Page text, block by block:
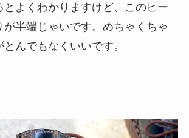
とよくわかりますけど、このヒー
が半端じゃいです。めちゃくちゃ
んでもなくいいです。